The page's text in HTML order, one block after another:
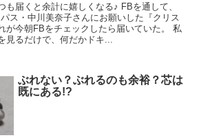
も届くと余計に嬉しくなる♪ FBを通して、
ス・中川美奈子さんにお願いした『クリス
が今朝FBをチェックしたら届いていた。 私
見るだけで、何だかドキ...
ぶれない？ぶれるのも余裕？芯は
既にある!?